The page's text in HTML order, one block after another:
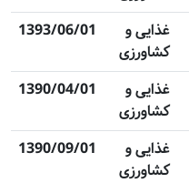
غذایی و
کشاورزی
1393/06/01
غذایی و
کشاورزی
1390/04/01
غذایی و
کشاورزی
1390/09/01